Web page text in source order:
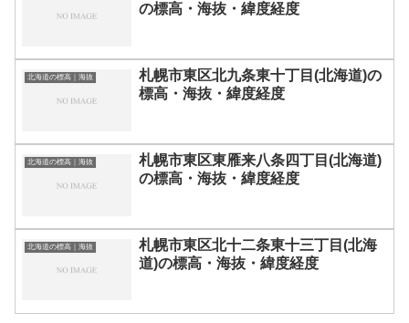
の標高・海抜・緯度経度
北海道の標高｜海抜
札幌市東区北九条東十丁目(北海道)の
標高・海抜・緯度経度
北海道の標高｜海抜
札幌市東区東雁来八条四丁目(北海道)
の標高・海抜・緯度経度
北海道の標高｜海抜
札幌市東区北十二条東十三丁目(北海
道)の標高・海抜・緯度経度